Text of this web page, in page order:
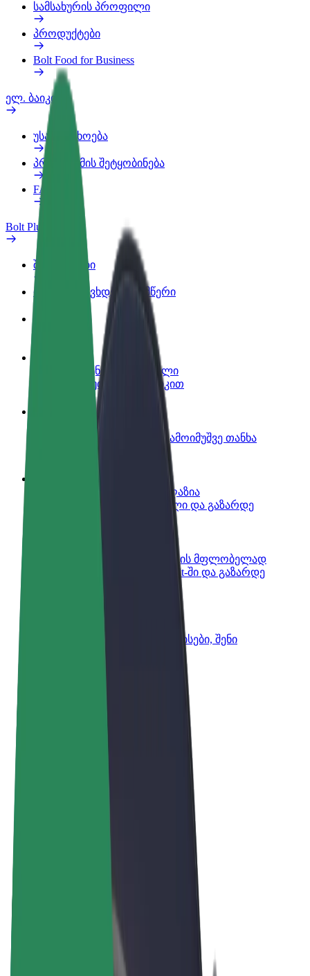
სამსახურის პროფილი
პროდუქტები
Bolt Food for Business
ელ. ბაიკი
უსაფრთხოება
პრობლემის შეტყობინება
FAQ
Bolt Plus
შეღავათები
როგორ გავხდე გამომწერი
გახდი პარტნიორი მძღოლი
იმუშავე საკუთარი გრაფიკით
გახდი კურიერი
შეასრულე შეკვეთები და გამოიმუშვე თანხა
დაამატე რესტორანი ან მაღაზია
მოიზიდე მეტი მომხმარებელი და გაზარდე
დარეგისტრირდი ავტოპარკის მფლობელად
დაამატე შენი ავტოპარკი Bolt-ში და გაზარდე
Bolt-ის პროდუქტები და სერვისები, შენი